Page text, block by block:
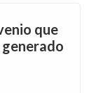
que